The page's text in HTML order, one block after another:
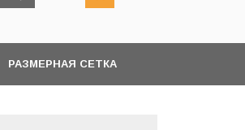
РАЗМЕРНАЯ СЕТКА